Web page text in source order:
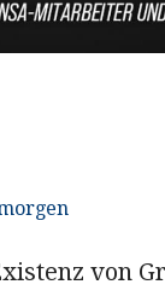
von